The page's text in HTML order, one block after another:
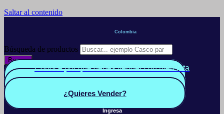
Saltar al contenido
Colombia
Búsqueda de productos
Buscar
Conoce por qué debes vender con mercleta
Quiero Vender
¿Quieres Vender?
Ingresa